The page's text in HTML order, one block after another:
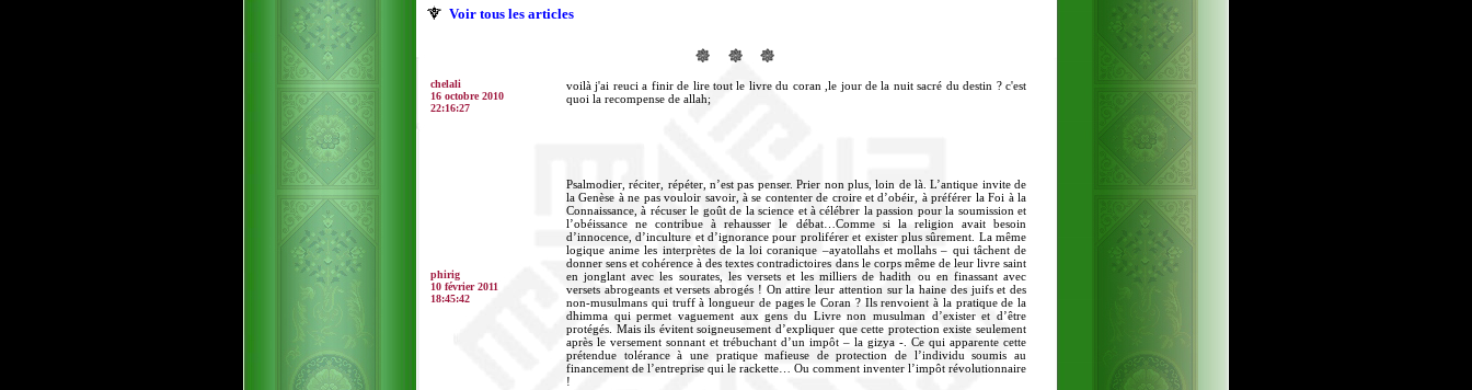
Voir tous les articles
chelali
16 octobre 2010
22:16:27
voilà j'ai reuci a finir de lire tout le livre du coran ,le jour de la nuit sacré du destin ? c'est
quoi la recompense de allah;
phirig
10 février 2011
18:45:42
Psalmodier, réciter, répéter, n’est pas penser. Prier non plus, loin de là. L’antique invite de
la Genèse à ne pas vouloir savoir, à se contenter de croire et d’obéir, à préférer la Foi à la
Connaissance, à récuser le goût de la science et à célébrer la passion pour la soumission et
l’obéissance ne contribue à rehausser le débat…Comme si la religion avait besoin
d’innocence, d’inculture et d’ignorance pour proliférer et exister plus sûrement. La même
logique anime les interprètes de la loi coranique –ayatollahs et mollahs – qui tâchent de
donner sens et cohérence à des textes contradictoires dans le corps même de leur livre saint
en jonglant avec les sourates, les versets et les milliers de hadith ou en finassant avec
versets abrogeants et versets abrogés ! On attire leur attention sur la haine des juifs et des
non-musulmans qui truff à longueur de pages le Coran ? Ils renvoient à la pratique de la
dhimma qui permet vaguement aux gens du Livre non musulman d’exister et d’être
protégés. Mais ils évitent soigneusement d’expliquer que cette protection existe seulement
après le versement sonnant et trébuchant d’un impôt – la gizya -. Ce qui apparente cette
prétendue tolérance à une pratique mafieuse de protection de l’individu soumis au
financement de l’entreprise qui le rackette… Ou comment inventer l’impôt révolutionnaire
!